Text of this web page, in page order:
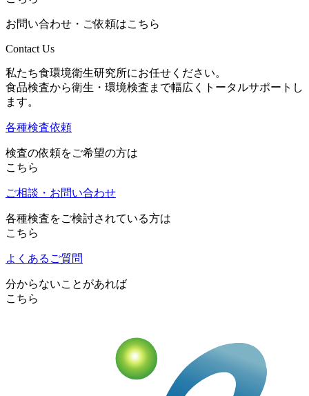
お問い合わせ・ご依頼はこちら
Contact Us
私たち食環境衛生研究所にお任せください。
食品検査から衛生・環境検査まで幅広くトータルサポートし
ます。
各種検査依頼
検査の依頼をご希望の方は
こちら
ご相談・お問い合わせ
各種検査をご検討されている方は
こちら
よくあるご質問
分からないことがあれば
こちら